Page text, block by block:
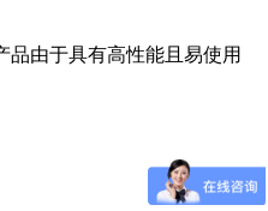
由于具有高性能且易使用